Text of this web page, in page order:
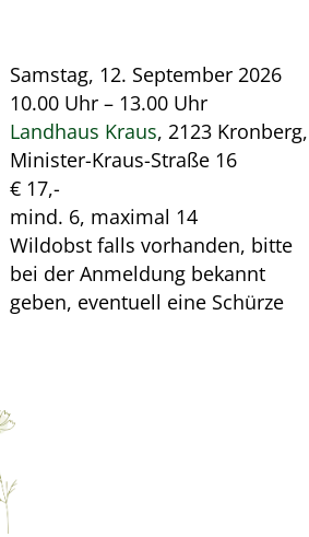
Samstag, 12. September 2026
10.00 Uhr – 13.00 Uhr
Landhaus Kraus, 2123 Kronberg,
Minister-Kraus-Straße 16
€ 17,-
mind. 6, maximal 14
Wildobst falls vorhanden, bitte
bei der Anmeldung bekannt
geben, eventuell eine Schürze